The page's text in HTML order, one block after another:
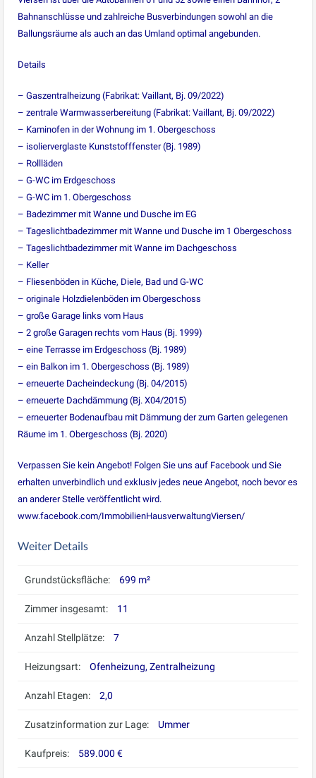
Bahnanschlüsse und zahlreiche Busverbindungen sowohl an die
Ballungsräume als auch an das Umland optimal angebunden.
Details
– Gaszentralheizung (Fabrikat: Vaillant, Bj. 09/2022)
– zentrale Warmwasserbereitung (Fabrikat: Vaillant, Bj. 09/2022)
– Kaminofen in der Wohnung im 1. Obergeschoss
– isolierverglaste Kunststofffenster (Bj. 1989)
– Rollläden
– G-WC im Erdgeschoss
– G-WC im 1. Obergeschoss
– Badezimmer mit Wanne und Dusche im EG
– Tageslichtbadezimmer mit Wanne und Dusche im 1 Obergeschoss
– Tageslichtbadezimmer mit Wanne im Dachgeschoss
– Keller
– Fliesenböden in Küche, Diele, Bad und G-WC
– originale Holzdielenböden im Obergeschoss
– große Garage links vom Haus
– 2 große Garagen rechts vom Haus (Bj. 1999)
– eine Terrasse im Erdgeschoss (Bj. 1989)
– ein Balkon im 1. Obergeschoss (Bj. 1989)
– erneuerte Dacheindeckung (Bj. 04/2015)
– erneuerte Dachdämmung (Bj. X04/2015)
– erneuerter Bodenaufbau mit Dämmung der zum Garten gelegenen
Räume im 1. Obergeschoss (Bj. 2020)
Verpassen Sie kein Angebot! Folgen Sie uns auf Facebook und Sie
erhalten unverbindlich und exklusiv jedes neue Angebot, noch bevor es
an anderer Stelle veröffentlicht wird.
www.facebook.com/ImmobilienHausverwaltungViersen/
Weiter Details
Grundstücksfläche: 699 m²
Zimmer insgesamt: 11
Anzahl Stellplätze: 7
Heizungsart: Ofenheizung, Zentralheizung
Anzahl Etagen: 2,0
Zusatzinformation zur Lage: Ummer
Kaufpreis: 589.000 €